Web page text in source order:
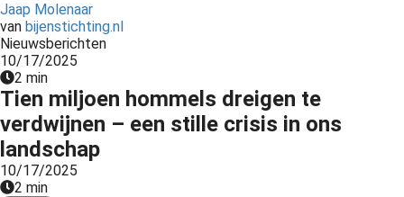
Jaap Molenaar
van bijenstichting.nl
Nieuwsberichten
10/17/2025
2 min
Tien miljoen hommels dreigen te
verdwijnen – een stille crisis in ons
landschap
10/17/2025
2 min